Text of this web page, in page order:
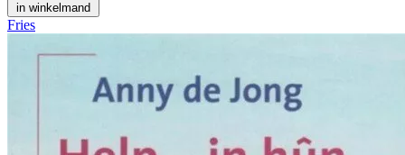
in winkelmand
Fries